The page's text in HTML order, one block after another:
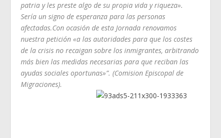
patria y les preste algo de su propia vida y riqueza».
Sería un signo de esperanza para las personas
afectadas.Con ocasión de esta Jornada renovamos
nuestra petición «a las autoridades para que los costes
de la crisis no recaigan sobre los inmigrantes, arbitrando
más bien las medidas necesarias para que reciban las
ayudas sociales oportunas»”. (Comision Episcopal de
Migraciones).